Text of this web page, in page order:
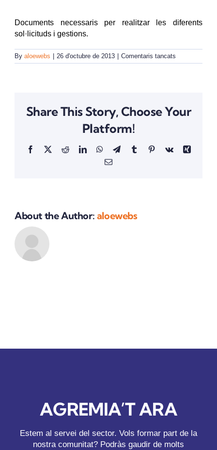
REVISTA DIGITAL
COL·LABORADORS
INICIA SESSIÓ
CA
Documents necessaris per realitzar les diferents
sol·licituds i gestions.
By aloewebs 26 d'octubre de 2013 Comentaris tancats
FORMULARIS
Share This Story, Choose Your
Platform!
Facebook
X RedditLinkedInWhatsApp
TelegramTumblrPinterest
Vk
Xing
Email:
About the Author: aloewebs
AGREMIA’T ARA
Estem al servei del sector. Vols formar part de la
nostra comunitat? Podràs gaudir de molts